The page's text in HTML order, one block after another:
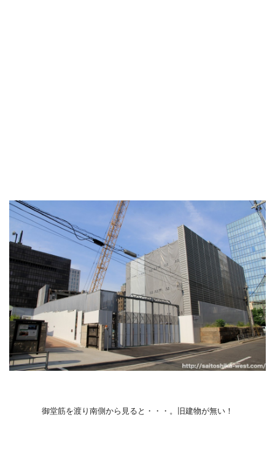
御堂筋を渡り南側から見ると・・・。旧建物が無い！